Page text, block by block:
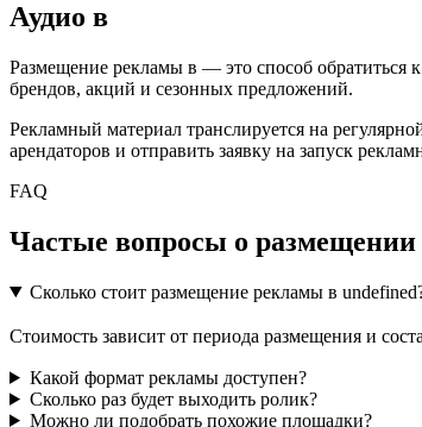
Аудио в
Размещение рекламы в — это способ обратиться
брендов, акций и сезонных предложений.
Рекламный материал транслируется на
арендаторов и отправить заявку на запуск
FAQ
Частые вопросы о
Сколько стоит размещение рекламы в
Стоимость зависит от периода размещения и
Какой формат рекламы доступен?
Сколько раз будет выходить ролик?
Можно ли подобрать похожие площадки?